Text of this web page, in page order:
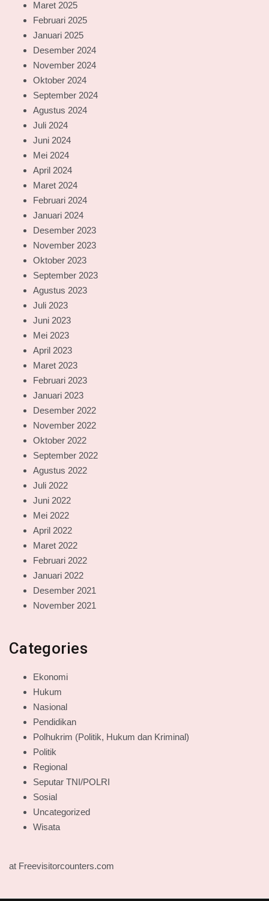
Maret 2025
Februari 2025
Januari 2025
Desember 2024
November 2024
Oktober 2024
September 2024
Agustus 2024
Juli 2024
Juni 2024
Mei 2024
April 2024
Maret 2024
Februari 2024
Januari 2024
Desember 2023
November 2023
Oktober 2023
September 2023
Agustus 2023
Juli 2023
Juni 2023
Mei 2023
April 2023
Maret 2023
Februari 2023
Januari 2023
Desember 2022
November 2022
Oktober 2022
September 2022
Agustus 2022
Juli 2022
Juni 2022
Mei 2022
April 2022
Maret 2022
Februari 2022
Januari 2022
Desember 2021
November 2021
Categories
Ekonomi
Hukum
Nasional
Pendidikan
Polhukrim (Politik, Hukum dan Kriminal)
Politik
Regional
Seputar TNI/POLRI
Sosial
Uncategorized
Wisata
at Freevisitorcounters.com